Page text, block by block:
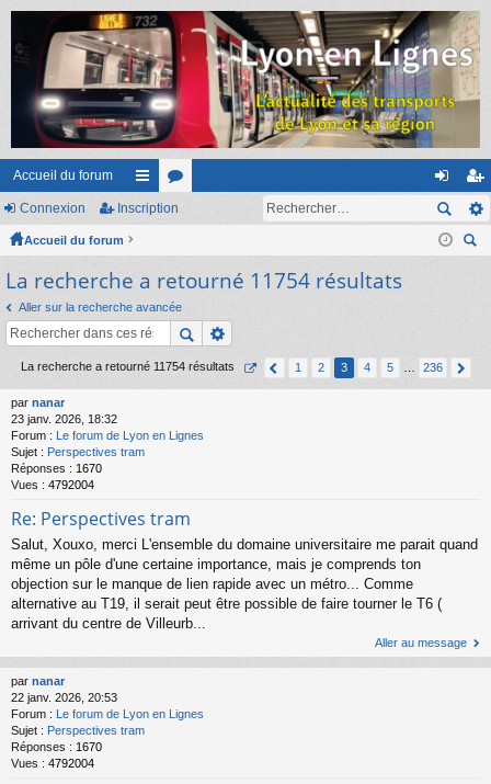
Accueil du forum
ac
ur
ci
s
or
m
s
on
ne
ns
cri
Connexion Inscription
Accueil du forum
La recherche a retourné 11754 résultats
Aller sur la recherche avancée
La recherche a retourné 11754 résultats 1 2 3 4 5 236
par nanar
23 janv. 2026, 18:32
Forum :
Le forum de Lyon en Lignes
Sujet : Perspectives tram
Réponses : 1670
Vues : 4792004
Re: Perspectives tram
Salut, Xouxo, merci L'ensemble du domaine universitaire me parait quand
même un pôle d'une certaine importance, mais je comprends ton
objection sur le manque de lien rapide avec un métro... Comme
alternative au T19, il serait peut être possible de faire tourner le T6 (
arrivant du centre de Villeurb...
Aller au message
par nanar
22 janv. 2026, 20:53
Forum : Le forum de Lyon en Lignes
Sujet : Perspectives tram
Réponses : 1670
Vues : 4792004